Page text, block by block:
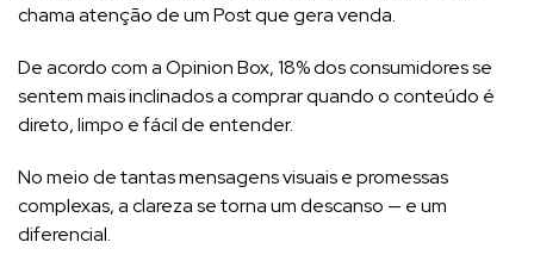
chama atenção de um Post que gera venda.
De acordo com a Opinion Box, 18% dos consumidores se
sentem mais inclinados a comprar quando o conteúdo é
direto, limpo e fácil de entender.
No meio de tantas mensagens visuais e promessas
complexas, a clareza se torna um descanso — e um
diferencial.